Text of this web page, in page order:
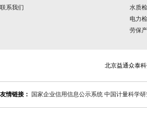
联系我们
水质
电力
劳保
北京益通众泰
友情链接： 国家企业信用信息公示系统 中国计量科学